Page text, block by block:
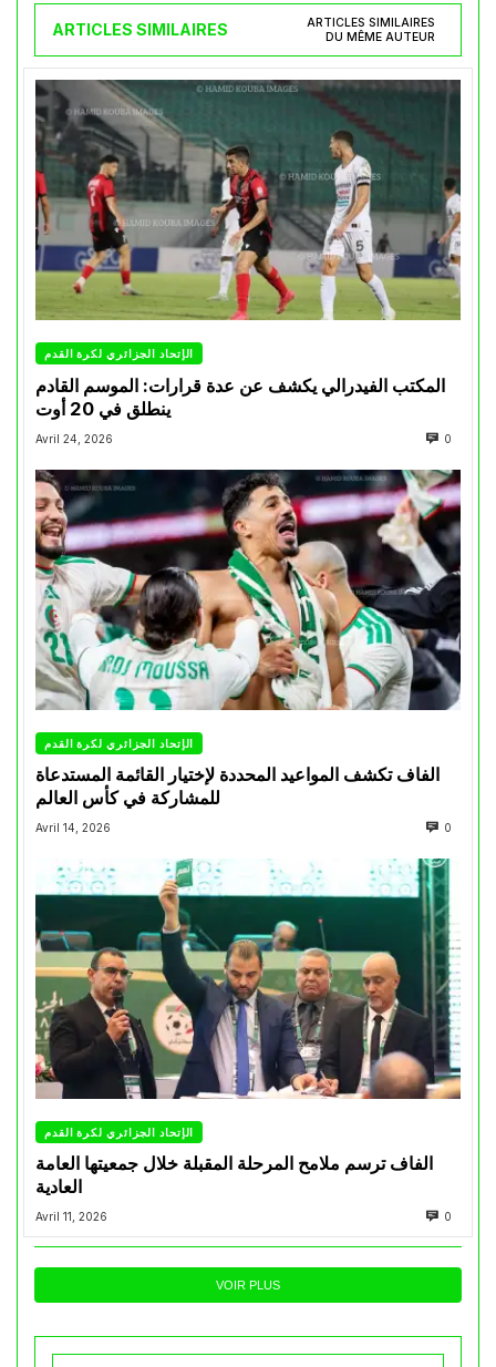
ARTICLES SIMILAIRES
ARTICLES SIMILAIRES
DU MÊME AUTEUR
الإتحاد الجزائري لكرة القدم
المكتب الفيدرالي يكشف عن عدة قرارات: الموسم القادم
ينطلق في 20 أوت
Avril 24, 2026 0
الإتحاد الجزائري لكرة القدم
الفاف تكشف المواعيد المحددة لإختيار القائمة المستدعاة
للمشاركة في كأس العالم
Avril 14, 2026 0
الإتحاد الجزائري لكرة القدم
الفاف ترسم ملامح المرحلة المقبلة خلال جمعيتها العامة
العادية
Avril 11, 2026 0
VOIR PLUS